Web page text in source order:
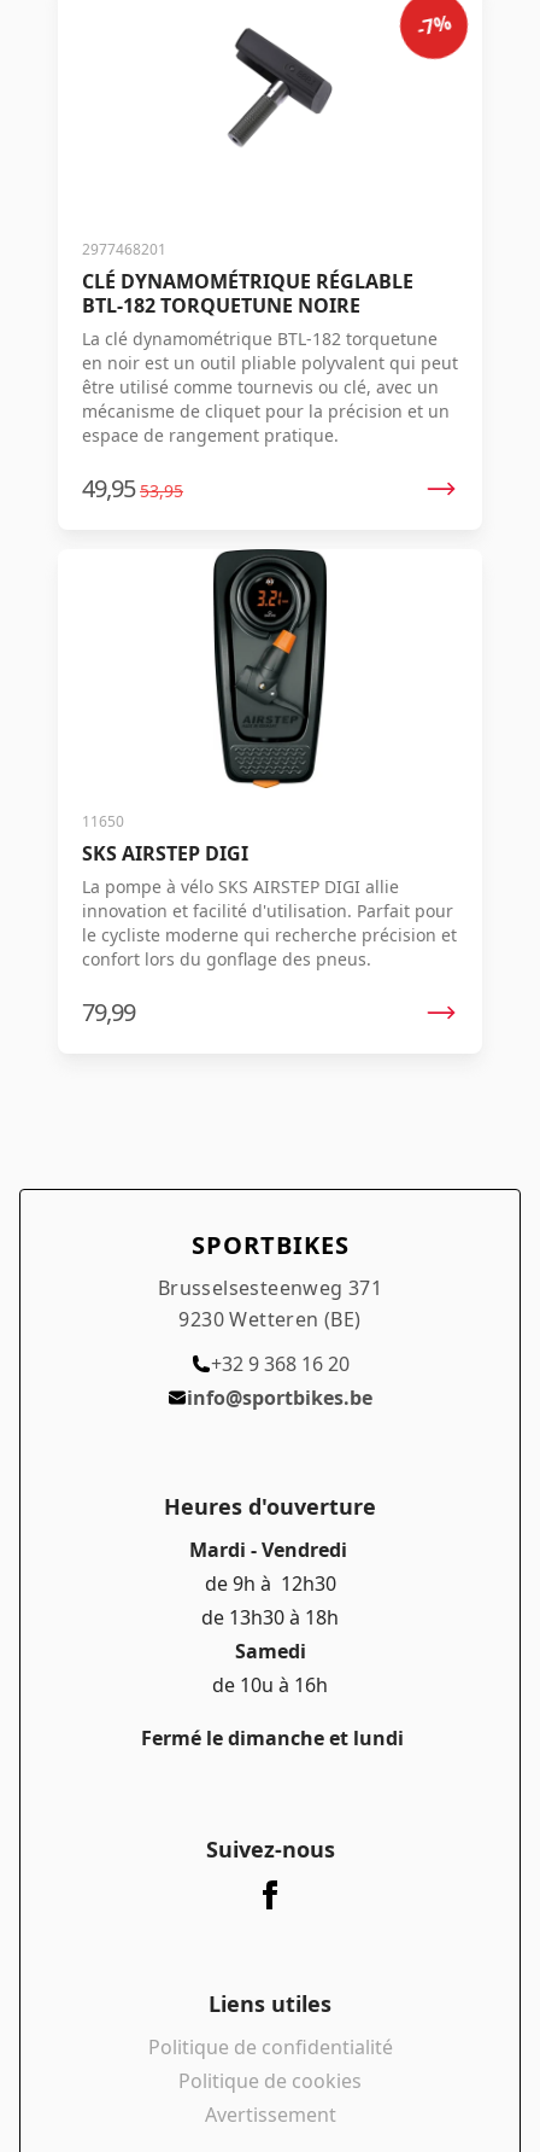
-7%
2977468201
CLÉ DYNAMOMÉTRIQUE RÉGLABLE
BTL-182 TORQUETUNE NOIRE
La clé dynamométrique BTL-182 torquetune
en noir est un outil pliable polyvalent qui peut
être utilisé comme tournevis ou clé, avec un
mécanisme de cliquet pour la précision et un
espace de rangement pratique.
49,95 53,95
11650
SKS AIRSTEP DIGI
La pompe à vélo SKS AIRSTEP DIGI allie
innovation et facilité d'utilisation. Parfait pour
le cycliste moderne qui recherche précision et
confort lors du gonflage des pneus.
79,99
SPORTBIKES
Brusselsesteenweg 371
9230 Wetteren (BE)
+32 9 368 16 20
info@sportbikes.be
Heures d'ouverture
Mardi - Vendredi
de 9h à 12h30
de 13h30 à 18h
Samedi
de 10u à 16h
Fermé le dimanche et lundi
Suivez-nous
Liens utiles
Politique de confidentialité
Politique de cookies
Avertissement